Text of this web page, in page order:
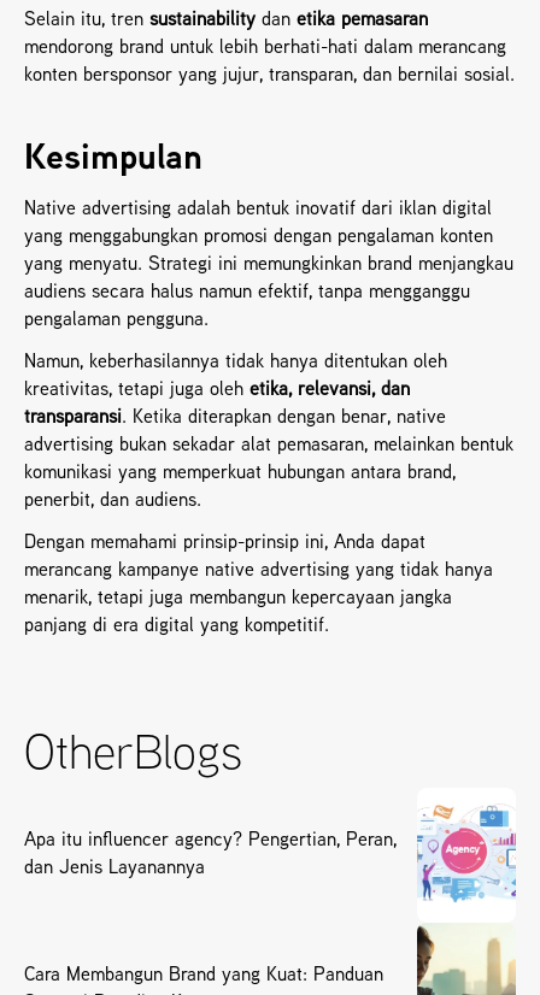
Selain itu, tren sustainability dan etika pemasaran
mendorong brand untuk lebih berhati-hati dalam merancang
konten bersponsor yang jujur, transparan, dan bernilai sosial.
Kesimpulan
Native advertising adalah bentuk inovatif dari iklan digital
yang menggabungkan promosi dengan pengalaman konten
yang menyatu. Strategi ini memungkinkan brand menjangkau
audiens secara halus namun efektif, tanpa mengganggu
pengalaman pengguna.
Namun, keberhasilannya tidak hanya ditentukan oleh
kreativitas, tetapi juga oleh etika, relevansi, dan
transparansi. Ketika diterapkan dengan benar, native
advertising bukan sekadar alat pemasaran, melainkan bentuk
komunikasi yang memperkuat hubungan antara brand,
penerbit, dan audiens.
Dengan memahami prinsip-prinsip ini, Anda dapat
merancang kampanye native advertising yang tidak hanya
menarik, tetapi juga membangun kepercayaan jangka
panjang di era digital yang kompetitif.
OtherBlogs
Apa itu influencer agency? Pengertian, Peran,
dan Jenis Layanannya
Cara Membangun Brand yang Kuat: Panduan